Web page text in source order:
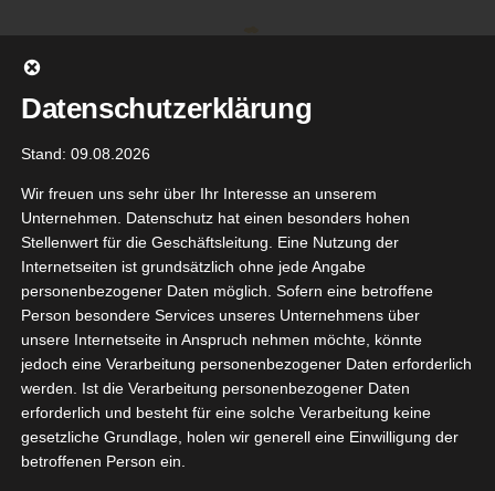
springen
Gehe zu ...
Datenschutzerklärung
Stand: 09.08.2026
Wir freuen uns sehr über Ihr Interesse an unserem
Unternehmen. Datenschutz hat einen besonders hohen
Stellenwert für die Geschäftsleitung. Eine Nutzung der
Internetseiten ist grundsätzlich ohne jede Angabe
personenbezogener Daten möglich. Sofern eine betroffene
Person besondere Services unseres Unternehmens über
unsere Internetseite in Anspruch nehmen möchte, könnte
jedoch eine Verarbeitung personenbezogener Daten erforderlich
werden. Ist die Verarbeitung personenbezogener Daten
erforderlich und besteht für eine solche Verarbeitung keine
gesetzliche Grundlage, holen wir generell eine Einwilligung der
betroffenen Person ein.